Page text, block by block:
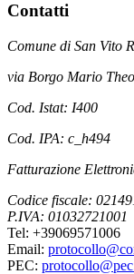
Contatti
Comune di San Vito
via Borgo Mario
Cod. Istat: I400
Cod. IPA: c_h494
Fatturazione
Codice fiscale:
P.IVA: 01032721001
Tel: +39069571006
Email:
PEC: